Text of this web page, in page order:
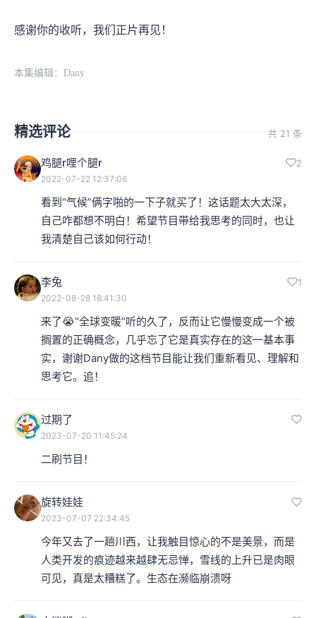
感谢你的收听，我们正片再见！
本集编辑：Dany
精选评论 共 21 条
鸡腿r哩个腿r 2
2022-07-22 12:37:06
看到“气候”俩字啪的一下子就买了！这话题太大太深，
自己咋都想不明白！希望节目带给我思考的同时，也让
我清楚自己该如何行动！
李兔 1
2022-08-28 18:41:30
来了😭“全球变暖”听的久了，反而让它慢慢变成一个被
搁置的正确概念，几乎忘了它是真实存在的这一基本事
实，谢谢Dany做的这档节目能让我们重新看见、理解和
思考它。追！
过期了
2023-07-20 11:45:24
二刷节目！
旋转娃娃
2023-07-07 22:34:45
今年又去了一趟川西，让我触目惊心的不是美景，而是
人类开发的痕迹越来越肆无忌惮，雪线的上升已是肉眼
可见，真是太糟糕了。生态在濒临崩溃呀